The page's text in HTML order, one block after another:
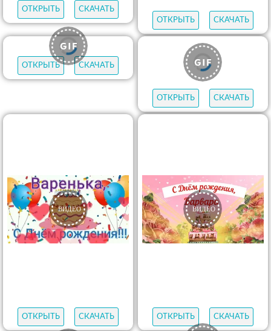
ОТКРЫТЬ СКАЧАТЬ ОТКРЫТЬ СКАЧАТЬ
ОТКРЫТЬ
СКАЧАТЬ